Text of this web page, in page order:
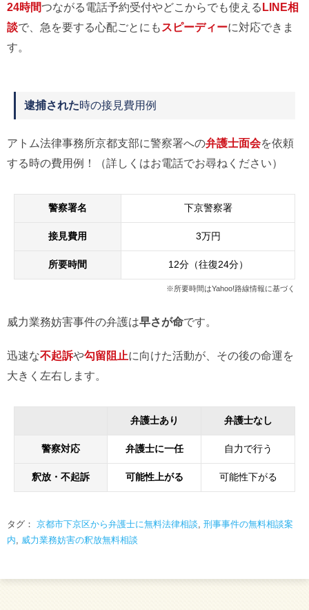
24時間つながる電話予約受付やどこからでも使えるLINE相
談で、急を要する心配ごとにも スピーディーに対応できま
す。
逮捕された時の接見費用例
アトム法律事務所京都支部に警察署への弁護士面会を依頼
する時の費用例！（詳しくはお電話でお尋ねください）
警察署名 下京警察署
接見費用 3万円
所要時間 12分（往復24分）
※所要時間はYahoo!路線情報に基づく
威力業務妨害事件の弁護は早さが命です。
迅速な不起訴や勾留阻止に向けた活動が、その後の命運を
大きく左右します。
弁護士あり 弁護士なし
警察対応 弁護士に一任 自力で行う
釈放・不起訴 可能性上がる 可能性下がる
タグ： 京都市下京区から弁護士に無料法律相談, 刑事事件の無料相談案
内, 威力業務妨害の釈放無料相談